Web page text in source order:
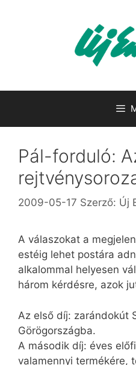
Pál-forduló:
2009-05-17 Szerző: Új
A válaszokat a
estéig lehet postára
alkalommal helyesen
három kérdésre, azok
Az első díj: zarándokút
Görögországba.
A második díj: éves
valamennyi termékére,